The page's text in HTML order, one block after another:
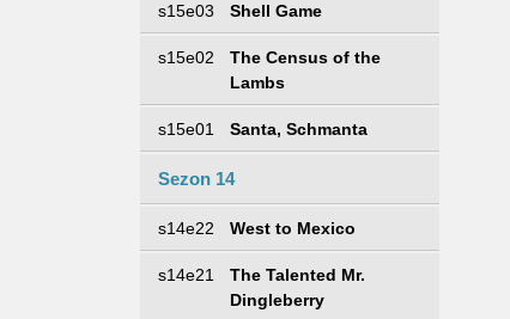
s15e03 Shell Game
s15e02
The Census of the
Lambs
s15e01 Santa, Schmanta
Sezon 14
s14e22 West to Mexico
s14e21
The Talented Mr.
Dingleberry